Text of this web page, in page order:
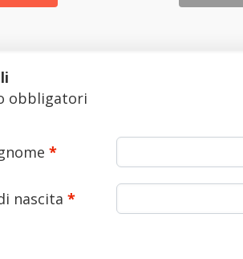
obbligatori
*
nascita *